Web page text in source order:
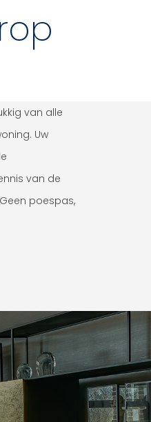
van alle
Uw
van de
poespas,